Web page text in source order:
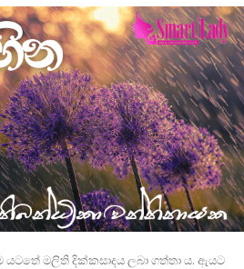
යටතේ මලිති දික්කසාදය ලබා ගත්තා ය. ඇයට